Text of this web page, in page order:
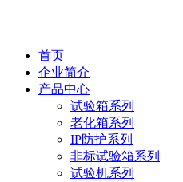
首页
企业简介
产品中心
试验箱系列
老化箱系列
IP防护系列
非标试验箱系列
试验机系列